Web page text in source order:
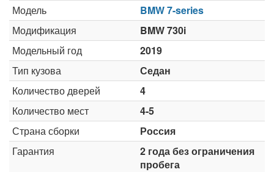
Модель
BMW 7-series
Модификация
BMW 730i
Модельный год
2019
Тип кузова
Седан
Количество дверей
4
Количество мест
4-5
Страна сборки
Россия
Гарантия
2 года без ограничения
пробега